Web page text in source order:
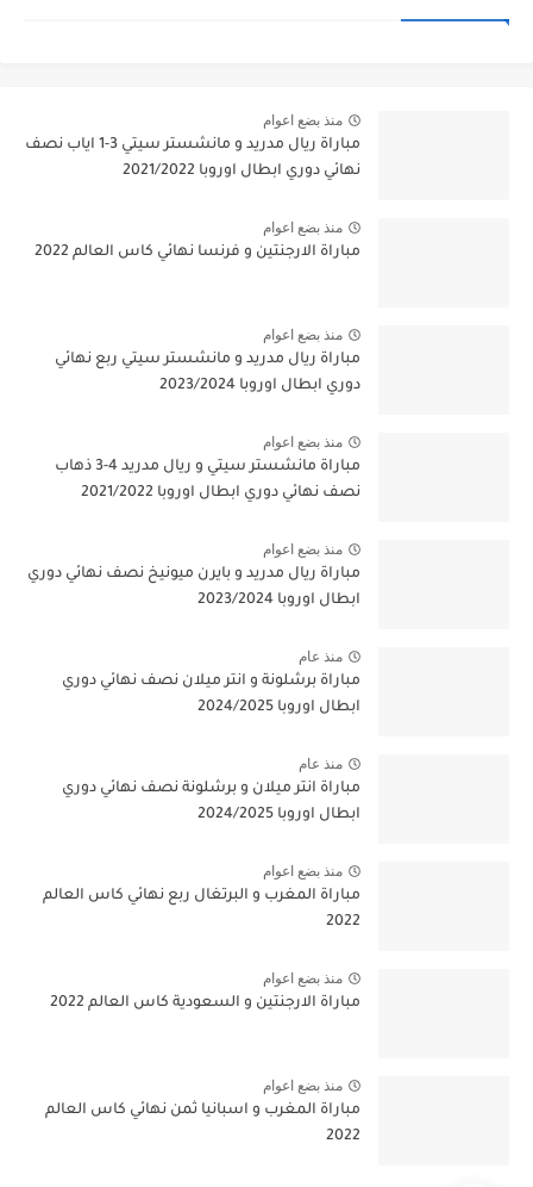
منذ بضع اعوام
مباراة ريال مدريد و مانشستر سيتي 3-1 اياب نصف
نهائي دوري ابطال اوروبا 2021/2022
منذ بضع اعوام
مباراة الارجنتين و فرنسا نهائي كاس العالم 2022
منذ بضع اعوام
مباراة ريال مدريد و مانشستر سيتي ربع نهائي
دوري ابطال اوروبا 2023/2024
منذ بضع اعوام
مباراة مانشستر سيتي و ريال مدريد 4-3 ذهاب
نصف نهائي دوري ابطال اوروبا 2021/2022
منذ بضع اعوام
مباراة ريال مدريد و بايرن ميونيخ نصف نهائي دوري
ابطال اوروبا 2023/2024
منذ عام
مباراة برشلونة و انتر ميلان نصف نهائي دوري
ابطال اوروبا 2024/2025
منذ عام
مباراة انتر ميلان و برشلونة نصف نهائي دوري
ابطال اوروبا 2024/2025
منذ بضع اعوام
مباراة المغرب و البرتغال ربع نهائي كاس العالم
2022
منذ بضع اعوام
مباراة الارجنتين و السعودية كاس العالم 2022
منذ بضع اعوام
مباراة المغرب و اسبانيا ثمن نهائي كاس العالم
2022